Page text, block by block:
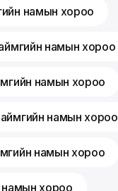
намын хороо
аймгийн намын хороо
намын хороо
намын хороо
намын хороо
намын хороо